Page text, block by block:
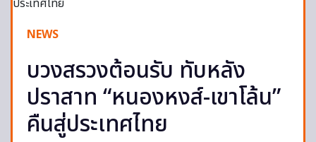
NEWS
บวงสรวงต้อนรับ ทับหลัง
ปราสาท “หนองหงส์-เขาโล้น”
คืนสู่ประเทศไทย